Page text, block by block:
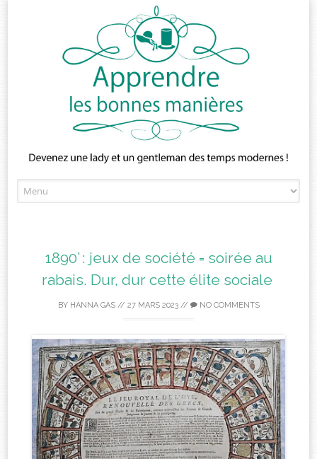
to
1890’ : jeux de société = soirée au
rabais. Dur, dur cette élite sociale
BY HANNA GAS// 27 MARS 2023// NO COMMENTS